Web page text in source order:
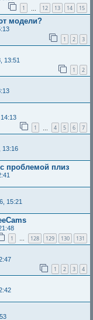
1 12 13 14 15
модели?
1 2 3
13:51
1 2
1 4 5 6 7
13:16
проблемой плиз
15:21
1 … 128 129 130 131
1 2 3 4